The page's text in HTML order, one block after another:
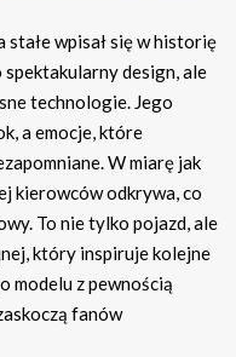
stałe wpisał się w historię
design, ale
technologie. Jego
a emocje, które
W miarę jak
kierowców odkrywa, co
To nie tylko pojazd, ale
który inspiruje kolejne
modelu z pewnością
fanów